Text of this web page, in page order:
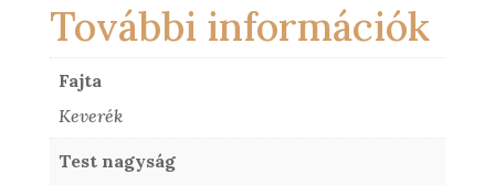
További információk
Fajta
Keverék
Test nagyság